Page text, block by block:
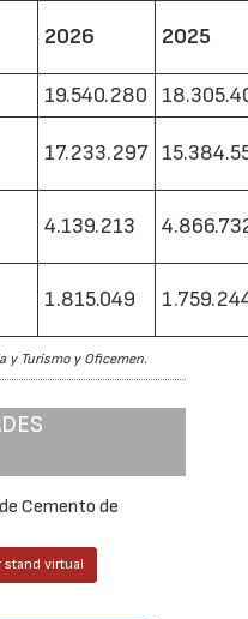
2026 2025
19.540.280
17.233.297
4.139.213
1.815.049
y Turismo y Oficemen.
Cemento de
stand virtual